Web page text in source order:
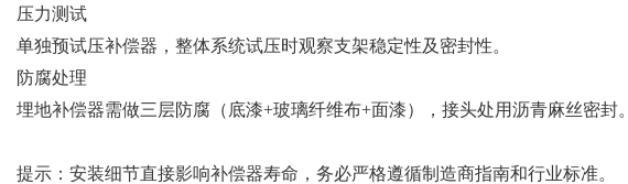
‌压力测试‌
单独预试压补偿器，整体系统试压时观察支架稳定性及密封性‌。
‌防腐处理‌
埋地补偿器需做三层防腐（底漆+玻璃纤维布+面漆），接头处用沥青麻丝密封‌。
提示‌：安装细节直接影响补偿器寿命，务必严格遵循制造商指南和行业标准‌。